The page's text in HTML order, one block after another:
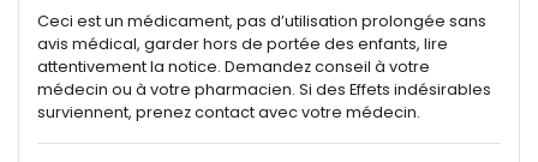
Ceci est un médicament, pas d’utilisation prolongée sans
avis médical, garder hors de portée des enfants, lire
attentivement la notice. Demandez conseil à votre
médecin ou à votre pharmacien. Si des Effets indésirables
surviennent, prenez contact avec votre médecin.